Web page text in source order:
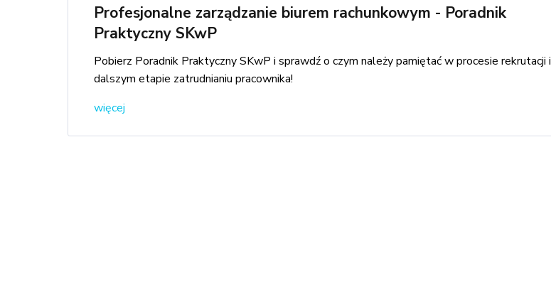
Profesjonalne zarządzanie biurem rachunkowym - Poradnik
Praktyczny SKwP
Pobierz Poradnik Praktyczny SKwP i sprawdź o czym należy pamiętać w procesie rekrutacji i
dalszym etapie zatrudnianiu pracownika!
więcej